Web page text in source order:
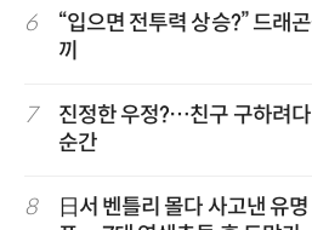
6
“입으면 전투력 상승?” 드래
끼
7
진정한 우정?…친구 구하려다
순간
8
日서 벤틀리 몰다 사고낸 유